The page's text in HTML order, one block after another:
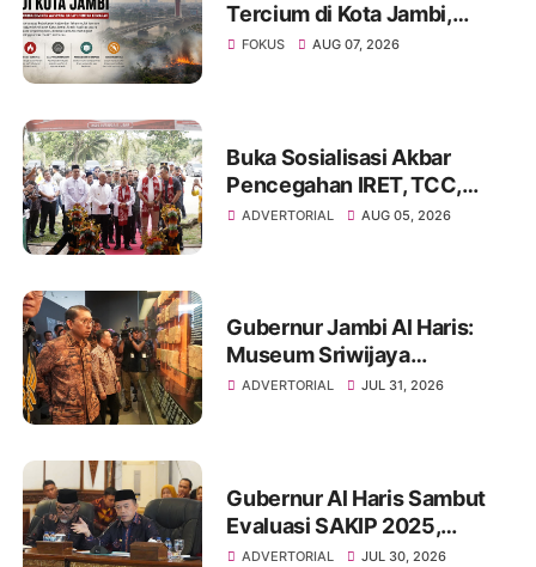
Tercium di Kota Jambi,
Warga Diminta Waspada
FOKUS AUG 07, 2026
Buka Sosialisasi Akbar
Pencegahan IRET, TCC,
Perundungan, dan Bahaya
ADVERTORIAL AUG 05, 2026
Gubernur Jambi Al Haris:
Museum Sriwijaya
Dharmakirti Rekam Jejak
ADVERTORIAL JUL 31, 2026
Gubernur Al Haris Sambut
Evaluasi SAKIP 2025,
Dorong Pemerintahan
ADVERTORIAL JUL 30, 2026